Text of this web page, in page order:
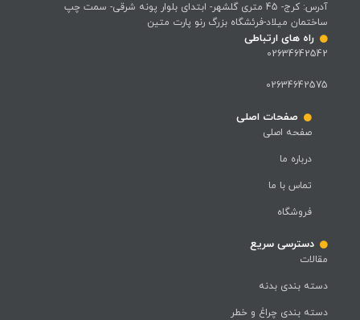
آدرس: کرج- 45 متری گلشهر- ابتدای بلوار پونه شرقی- سمت چپ
ساختمان میلاد-فرئشگاه بزرگ رنو پارت متین
راه های ارتباطی
02634642542
02634642575
صفحات اصلی
صفحه اصلی
درباره ما
تماس با ما
فروشگاه
دسترسی سریع
مقالات
دسته بندی بدنه
دسته بندی چراغ و خطر